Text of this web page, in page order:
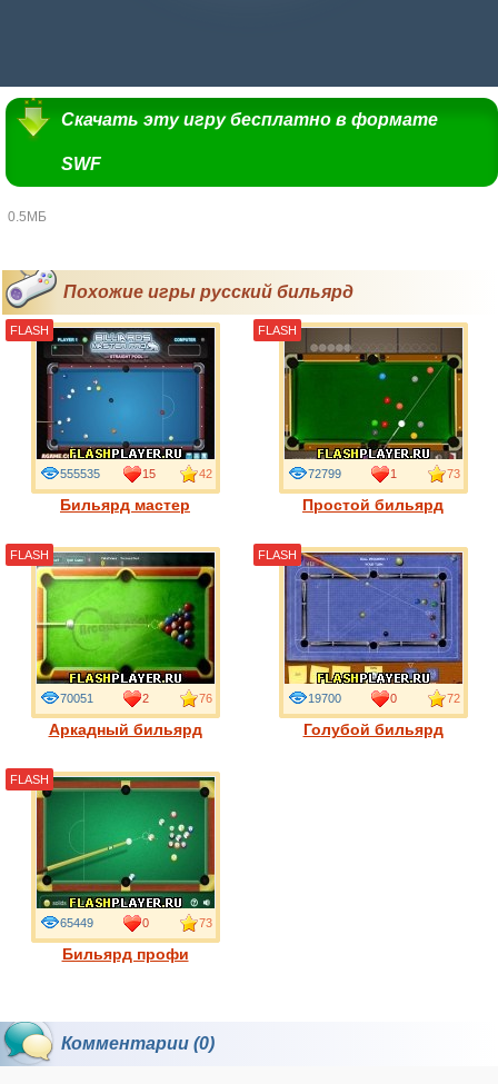
Скачать эту игру бесплатно в формате
SWF
0.5МБ
Похожие игры русский бильярд
Бильярд мастер
555535 15 42
FLASH
Простой бильярд
72799 1 73
FLASH
Аркадный бильярд
70051 2 76
FLASH
Голубой бильярд
19700 0 72
FLASH
Бильярд профи
65449 0 73
FLASH
Комментарии (0)